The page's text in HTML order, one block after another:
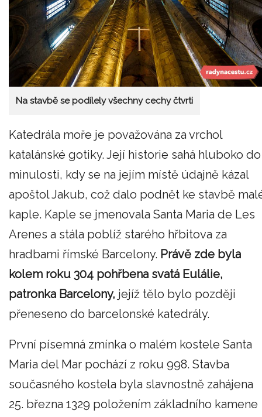
Na stavbě se podílely všechny cechy čtvrti
Katedrála moře je považována za vrchol
katalánské gotiky. Její historie sahá hluboko do
minulosti, kdy se na jejím místě údajně kázal
apoštol Jakub, což dalo podnět ke stavbě
kaple. Kaple se jmenovala Santa Maria de Les
Arenes a stála poblíž starého hřbitova za
hradbami římské Barcelony. Právě zde byla
kolem roku 304 pohřbena svatá Eulálie,
patronka Barcelony, jejíž tělo bylo později
přeneseno do barcelonské katedrály.
První písemná zmínka o malém kostele Santa
Maria del Mar pochází z roku 998. Stavba
současného kostela byla slavnostně zahájena
25. března 1329 položením základního kamene